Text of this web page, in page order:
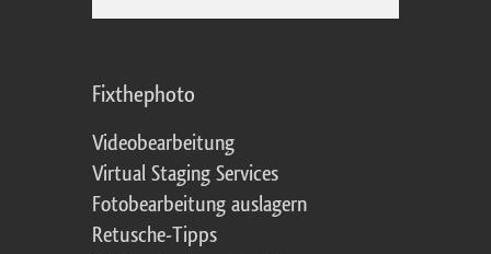
Fixthephoto
Videobearbeitung
Virtual Staging Services
Fotobearbeitung auslagern
Retusche-Tipps